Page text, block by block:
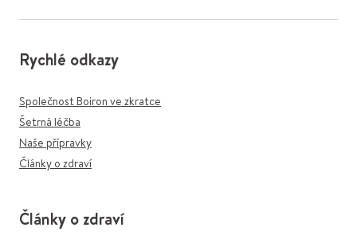
Rychlé odkazy
Společnost Boiron ve zkratce
Šetrná léčba
Naše přípravky
Články o zdraví
Články o zdraví